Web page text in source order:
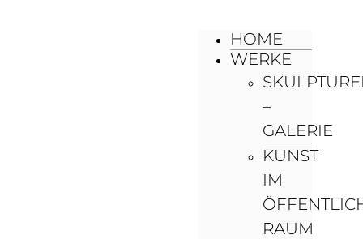
HOME
WERKE
–
GALERIE
KUNST
IM
RAUM